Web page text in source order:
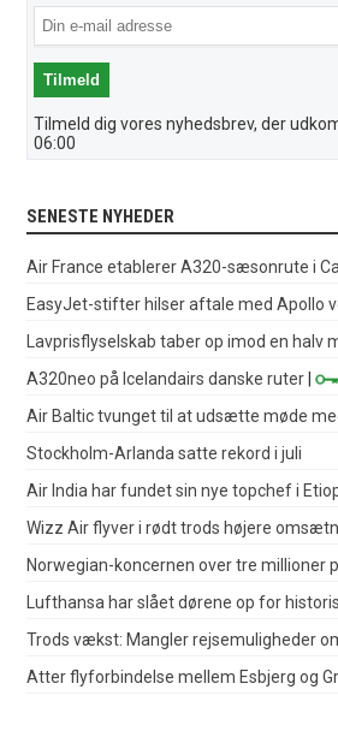
Tilmeld dig vores nyhedsbrev, der
06:00
SENESTE NYHEDER
Air France etablerer A320-sæsonrute i
EasyJet-stifter hilser aftale med Apollo
Lavprisflyselskab taber op imod en halv
A320neo på Icelandairs danske ruter |
Air Baltic tvunget til at udsætte møde
Stockholm-Arlanda satte rekord i juli
Air India har fundet sin nye topchef i
Wizz Air flyver i rødt trods højere
Norwegian-koncernen over tre millioner
Lufthansa har slået dørene op for
Trods vækst: Mangler rejsemuligheder
Atter flyforbindelse mellem Esbjerg og